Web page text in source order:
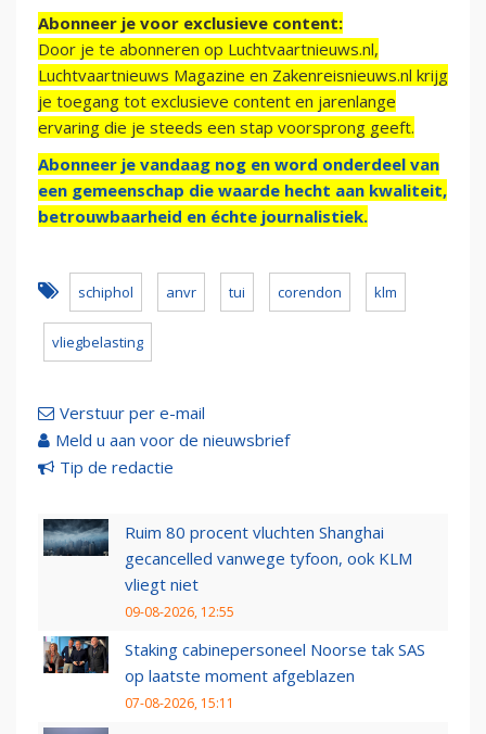
Abonneer je voor exclusieve content:
Door je te abonneren op Luchtvaartnieuws.nl,
Luchtvaartnieuws Magazine en Zakenreisnieuws.nl krijg
je toegang tot exclusieve content en jarenlange
ervaring die je steeds een stap voorsprong geeft.
Abonneer je vandaag nog en word onderdeel van
een gemeenschap die waarde hecht aan kwaliteit,
betrouwbaarheid en échte journalistiek.
schiphol anvr tui corendon klm
vliegbelasting
Verstuur per e-mail
Meld u aan voor de nieuwsbrief
Tip de redactie
Ruim 80 procent vluchten Shanghai
gecancelled vanwege tyfoon, ook KLM
vliegt niet
09-08-2026, 12:55
Staking cabinepersoneel Noorse tak SAS
op laatste moment afgeblazen
07-08-2026, 15:11